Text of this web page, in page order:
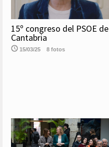
15º congreso del PSOE de
Cantabria
15/03/25 8 fotos